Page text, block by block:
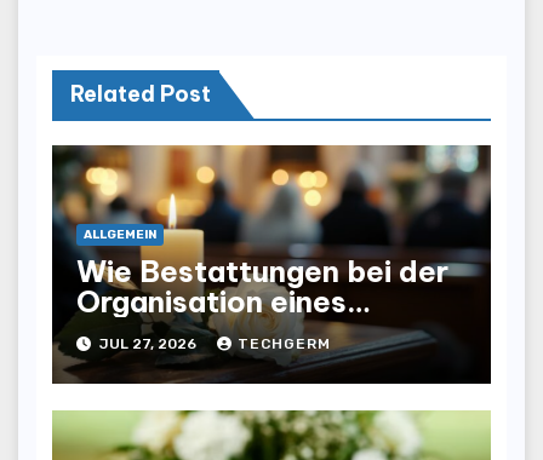
Related Post
ALLGEMEIN
Wie Bestattungen bei der
Organisation eines
würdevollen Abschieds
helfen
JUL 27, 2026 TECHGERM